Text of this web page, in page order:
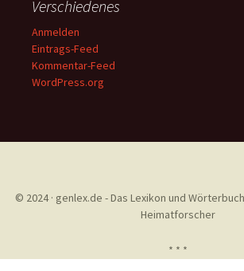
Verschiedenes
Anmelden
Eintrags-Feed
Kommentar-Feed
WordPress.org
© 2024 · genlex.de - Das Lexikon und
Heimatforscher
* * *